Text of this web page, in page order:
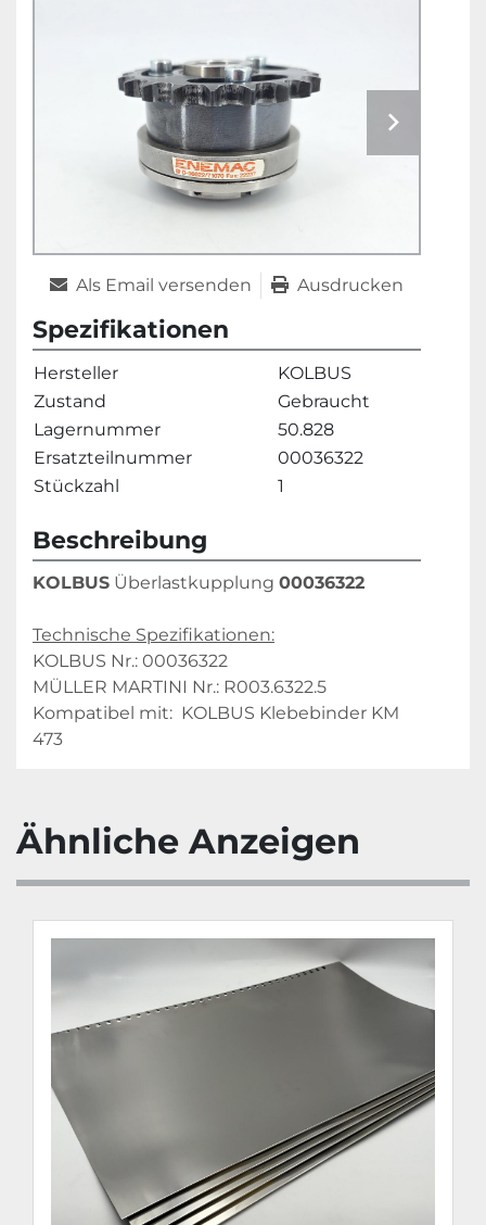
Als Email versenden Ausdrucken
Spezifikationen
Hersteller
KOLBUS
Zustand
Gebraucht
Lagernummer
50.828
Ersatzteilnummer
00036322
Stückzahl
1
Beschreibung
KOLBUS Überlastkupplung 00036322
Technische Spezifikationen:
KOLBUS Nr.: 00036322
MÜLLER MARTINI Nr.: R003.6322.5
Kompatibel mit:  KOLBUS Klebebinder KM
473
Ähnliche Anzeigen